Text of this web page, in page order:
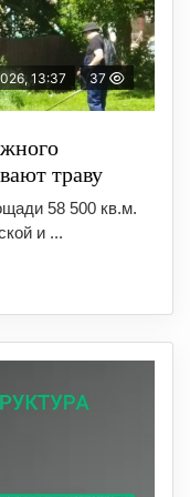
13:37 37
траву
58 500 кв.м.
и ...